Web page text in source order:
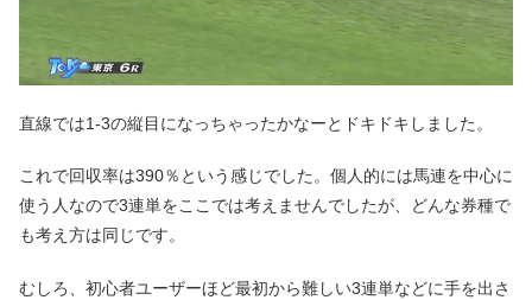
直線では1-3の縦目になっちゃったかなーとドキドキしました。
これで回収率は390％という感じでした。個人的には馬連を中心に
使う人なので3連単をここでは考えませんでしたが、どんな券種で
も考え方は同じです。
むしろ、初心者ユーザーほど最初から難しい3連単などに手を出さ